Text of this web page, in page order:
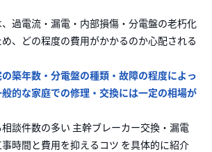
過電流・漏電・内部損傷・分電盤の老朽化
、どの程度の費用がかかるのか心配される
築年数・分電盤の種類・故障の程度によっ
的な家庭での修理・交換には一定の相場が
談件数の多い 主幹ブレーカー交換・漏電
時間と費用を抑えるコツ を具体的に紹介